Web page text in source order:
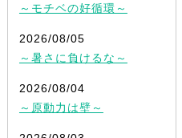
～モチベの好循環～
2026/08/05
～暑さに負けるな～
2026/08/04
～原動力は壁～